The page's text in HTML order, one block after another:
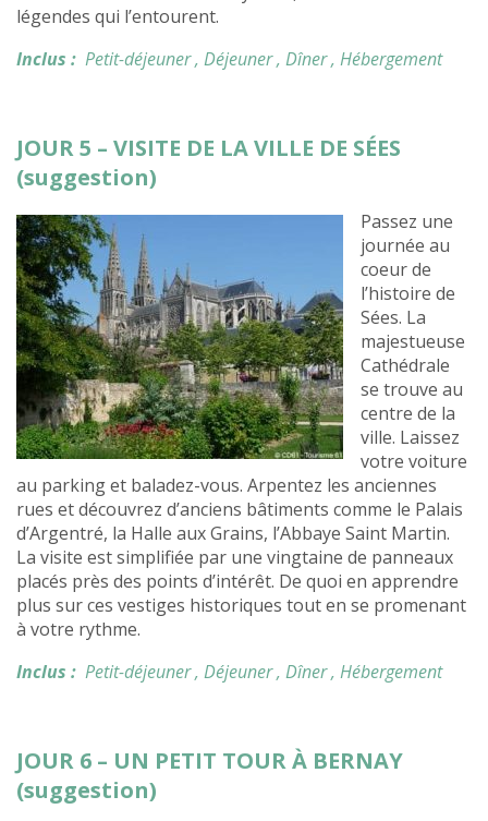
légendes qui l’entourent.
Inclus : Petit-déjeuner, Déjeuner, Dîner, Hébergement
JOUR 5 – VISITE DE LA VILLE DE SÉES
(suggestion)
Passez une
journée au
coeur de
l’histoire de
Sées. La
majestueuse
Cathédrale
se trouve au
centre de la
ville. Laissez
votre voiture
au parking et baladez-vous. Arpentez les anciennes
rues et découvrez d’anciens bâtiments comme le Palais
d’Argentré, la Halle aux Grains, l’Abbaye Saint Martin.
La visite est simplifiée par une vingtaine de panneaux
placés près des points d’intérêt. De quoi en apprendre
plus sur ces vestiges historiques tout en se promenant
à votre rythme.
Inclus : Petit-déjeuner, Déjeuner, Dîner, Hébergement
JOUR 6 – UN PETIT TOUR À BERNAY
(suggestion)